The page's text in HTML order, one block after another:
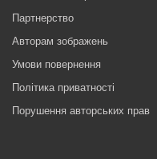
Партнерство
Авторам зображень
Умови повернення
Політика приватності
Порушення авторських прав